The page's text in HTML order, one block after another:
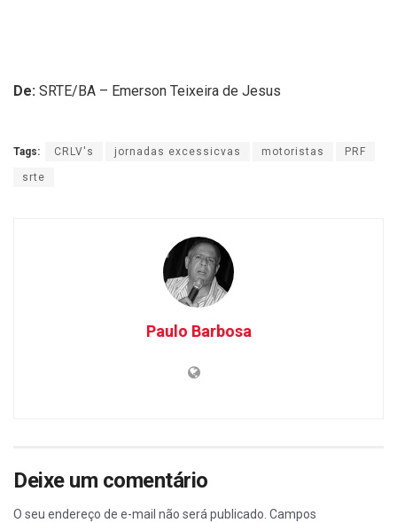
De: SRTE/BA – Emerson Teixeira de Jesus
Tags: CRLV's jornadas excessicvas motoristas PRF
srte
Paulo Barbosa
Deixe um comentário
O seu endereço de e-mail não será publicado. Campos